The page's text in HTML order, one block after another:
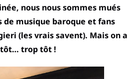
nous nous sommes mués
de musique baroque et fans
(les vrais savent). Mais on a
tôt… trop tôt !